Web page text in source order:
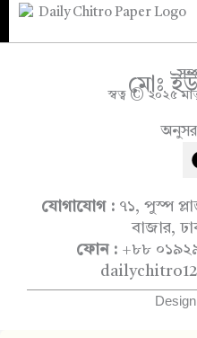
মোঃ
স্বত্ব © ২০২৫
যোগাযোগ : ৭১, পুস্প
বাজার,
ফোন :+৮৮